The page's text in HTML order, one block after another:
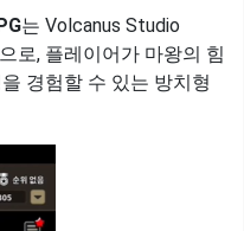
는 Volcanus Studio
로, 플레이어가 마왕의 힘
경험할 수 있는 방치형